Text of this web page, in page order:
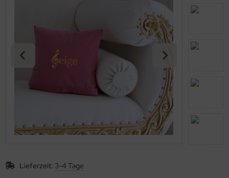
Lieferzeit: 3-4 Tage
/ Weihnachten